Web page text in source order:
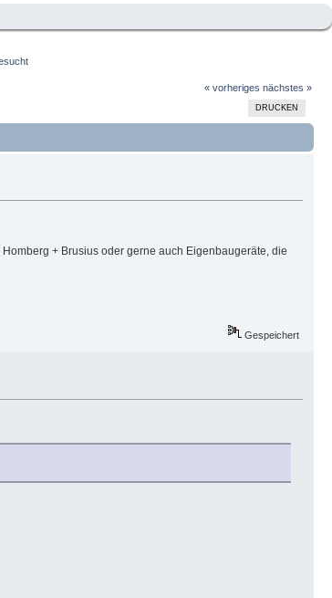
« vorheriges nächstes »
DRUCKEN
+ Brusius oder gerne auch Eigenbaugeräte, die
Gespeichert